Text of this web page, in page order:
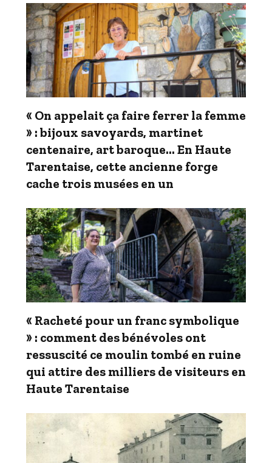
« On appelait ça faire ferrer la femme
» : bijoux savoyards, martinet
centenaire, art baroque… En Haute
Tarentaise, cette ancienne forge
cache trois musées en un
« Racheté pour un franc symbolique
» : comment des bénévoles ont
ressuscité ce moulin tombé en ruine
qui attire des milliers de visiteurs en
Haute Tarentaise